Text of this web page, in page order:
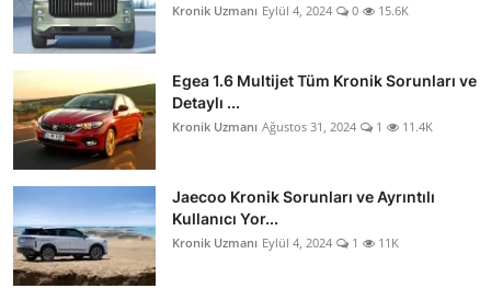
Kronik Uzmanı Eylül 4, 2024 0 15.6K
Egea 1.6 Multijet Tüm Kronik Sorunları ve
Detaylı ...
Kronik Uzmanı Ağustos 31, 2024 1 11.4K
Jaecoo Kronik Sorunları ve Ayrıntılı
Kullanıcı Yor...
Kronik Uzmanı Eylül 4, 2024 1 11K